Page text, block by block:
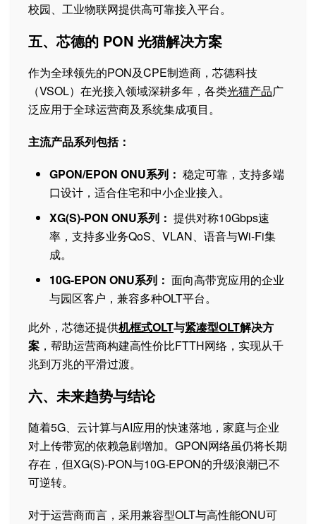
校园、工业物联网提供高可靠接入平台。
五、芯德的 PON 光猫解决方案
作为全球领先的PON及CPE制造商，芯德科技
（VSOL）在光接入领域深耕多年，各类光猫产品广
泛应用于全球运营商及系统集成项目。
主流产品系列包括：
GPON/EPON ONU系列： 稳定可靠，支持多端
口设计，适合住宅和中小企业接入。
XG(S)-PON ONU系列： 提供对称10Gbps速
率，支持多业务QoS、VLAN、语音与Wi-Fi集
成。
10G-EPON ONU系列： 面向高带宽应用的企业
与园区客户，兼容多种OLT平台。
此外，芯德还提供机框式OLT与紧凑型OLT解决方
案 ，帮助运营商构建高性价比FTTH网络，实现从千
兆到万兆的平滑过渡。
六、未来趋势与结论
随着5G、云计算与AI应用的快速落地，家庭与企业
对上传带宽的依赖急剧增加。GPON网络虽仍将长期
存在，但XG(S)-PON与10G-EPON的升级浪潮已不
可逆转。
对于运营商而言，采用兼容型OLT与高性能ONU可